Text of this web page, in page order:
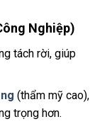
Nghiệp)
tách rời, giúp
(thẩm mỹ cao),
trọng hơn.